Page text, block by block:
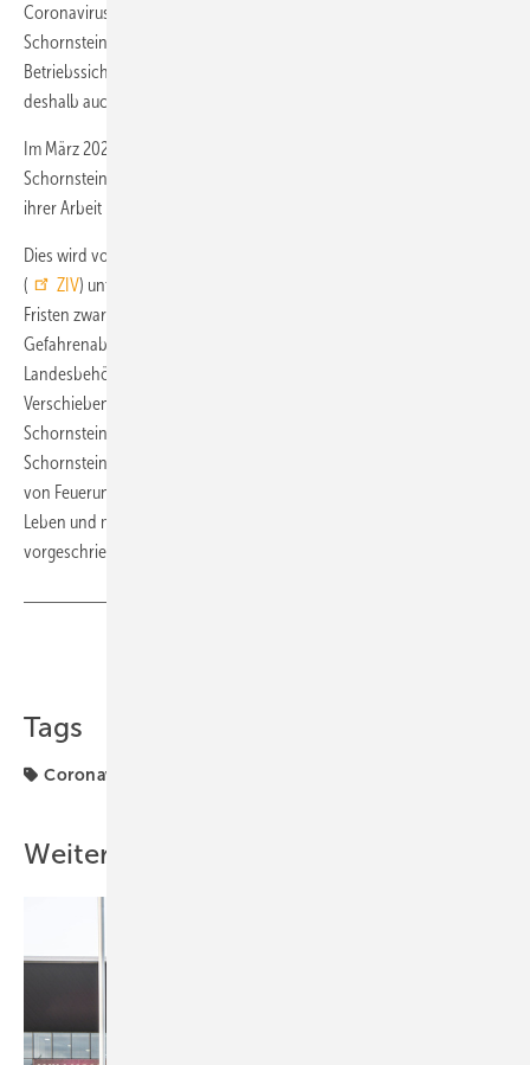
Coronavirus wichtige Tätigkeiten durch. Die erforderlichen
Schornsteinfegertätigkeiten dienen zur Wahrung der Brand- und
Betriebssicherheit der öffentlichen Gefahrenabwehr und dürfen
deshalb auch nicht ausgesetzt oder beliebig verschoben werden.
Im März 2020 haben die zuständigen Behörden angeordnet, dass
Schornsteinfeger unter Beachtung der Hygienevorschriften weiterhin
ihrer Arbeit nachkommen sollen bzw. müssen.
Dies wird vom Bundesverband des Schornsteinfegerhandwerks
(
ZIV) unterstützt. Bestimmte Aufgaben könnten im Rahmen der
Fristen zwar verschoben werden, wenn es aus Sicht der
Gefahrenabwehr vertretbar sei, so die Empfehlung der
Landesbehörden. Ein Aussetzen der Arbeiten oder ein beliebig langes
Verschieben ist dem Schornsteinfeger aber untersagt: Denn
Schornsteinfegerarbeiten sind systemrelevant. Die Tätigkeiten des
Schornsteinfegers zur Wahrung der Brand- und Betriebssicherheit
von Feuerungs- und Abgasanlagen dienen dem Schutz von Leib und
Leben und müssen deshalb unabdingbar in den gesetzlich
vorgeschriebenen Fristen durchgeführt werden. ■
Tags
Coronavirus
Weitere Inhalte